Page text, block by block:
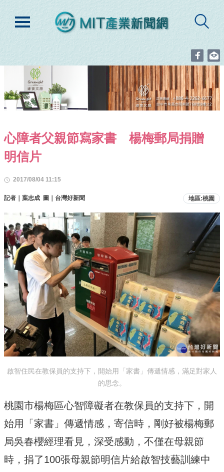
心障者父親節寫家書 楊梅郵局捐贈
明信片
2017/08/04 11:15
記者｜葉志成 圖｜台灣好新聞 地區:桃園
啟智住民在教保員的支持下，開始用「家書」傳遞情感，滿足對家人
的思念。
桃園市楊梅區心智障礙者在教保員的支持下，開
始用「家書」傳遞情感，寄信時，剛好被楊梅郵
局吳春櫻經理看見，深受感動，不僅在母親節
時，捐了100張母親節明信片給啟智技藝訓練中